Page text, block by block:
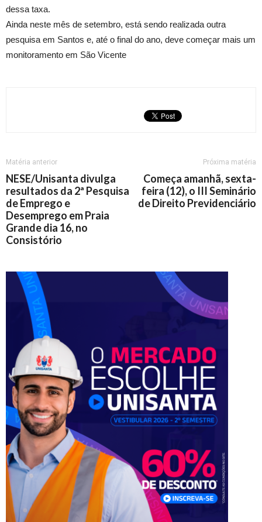
dessa taxa.
Ainda neste mês de setembro, está sendo realizada outra
pesquisa em Santos e, até o final do ano, deve começar mais um
monitoramento em São Vicente
Matéria anterior
NESE/Unisanta divulga
resultados da 2ª Pesquisa
de Emprego e
Desemprego em Praia
Grande dia 16, no
Consistório
Próxima matéria
Começa amanhã, sexta-
feira (12), o III Seminário
de Direito Previdenciário